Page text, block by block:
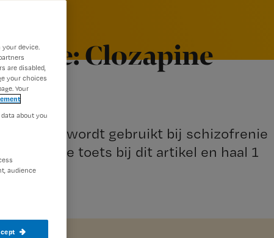
Clozapine
andere wordt gebruikt bij schizofrenie
Maak de toets bij dit artikel en haal 1
device.
are disabled,
your choices
Your
about you
audience